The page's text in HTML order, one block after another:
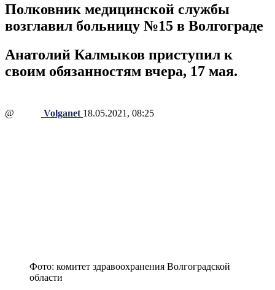
Полковник медицинской службы
возглавил больницу №15 в Волгограде
Анатолий Калмыков приступил к
своим обязанностям вчера, 17 мая.
@ Volganet 18.05.2021, 08:25
Фото: комитет здравоохранения Волгоградской
области